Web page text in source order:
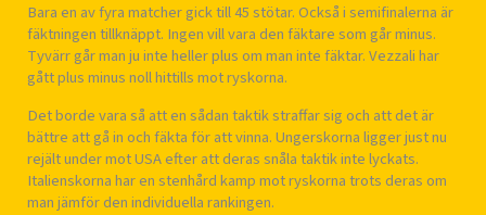
Bara en av fyra matcher gick till 45 stötar. Också i semifinalerna är
fäktningen tillknäppt. Ingen vill vara den fäktare som går minus.
Tyvärr går man ju inte heller plus om man inte fäktar. Vezzali har
gått plus minus noll hittills mot ryskorna.
Det borde vara så att en sådan taktik straffar sig och att det är
bättre att gå in och fäkta för att vinna. Ungerskorna ligger just nu
rejält under mot USA efter att deras snåla taktik inte lyckats.
Italienskorna har en stenhård kamp mot ryskorna trots deras om
man jämför den individuella rankingen.